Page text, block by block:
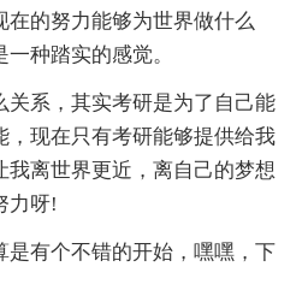
在的努力能够为世界做什么
种踏实的感觉。
系，其实考研是为了自己能
，现在只有考研能够提供给我
我离世界更近，离自己的梦想
力呀!
有个不错的开始，嘿嘿，下